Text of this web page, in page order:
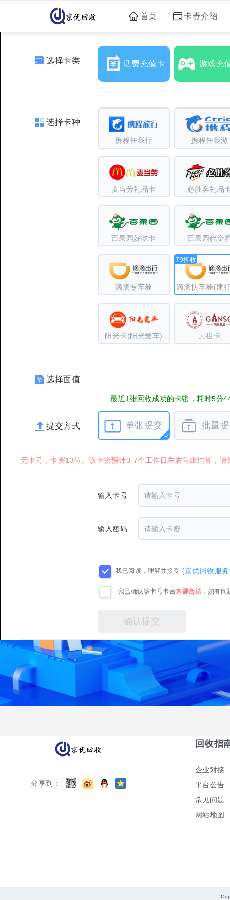
首页 卡券介绍
选择卡类 话费充值卡 游戏充
选择卡种
携程任我行 携程任我游
麦当劳礼品卡 必胜客礼品
百果园好吃卡 百果园代金
滴滴专车券
79折收
阳光卡(阳光爱车) 元祖卡
选择面值
最近1张回收成功的卡密，耗时5分
提交方式 单张提交 批量
无卡号，卡密13位。该卡密预计3-7个工作日左右售出结算，
输入卡号
输入密码
我已阅读，理解并接受 [京优回收服
我已确认该卡号卡密来源合法 ，如有
分享到：
回收指
企业对接
平台公告
常见问题
网站地图